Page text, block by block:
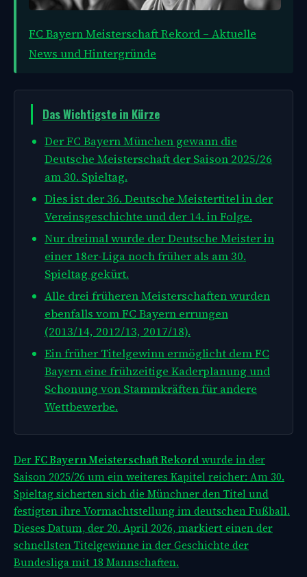
FC Bayern Meisterschaft Rekord – Aktuelle
News und Hintergründe
Das Wichtigste in Kürze
Der FC Bayern München gewann die
Deutsche Meisterschaft der Saison 2025/26
am 30. Spieltag.
Dies ist der 36. Deutsche Meistertitel in der
Vereinsgeschichte und der 14. in Folge.
Nur dreimal wurde der Deutsche Meister in
einer 18er-Liga noch früher als am 30.
Spieltag gekürt.
Alle drei früheren Meisterschaften wurden
ebenfalls vom FC Bayern errungen
(2013/14, 2012/13, 2017/18).
Ein früher Titelgewinn ermöglicht dem FC
Bayern eine frühzeitige Kaderplanung und
Schonung von Stammkräften für andere
Wettbewerbe.
DerFC Bayern Meisterschaft Rekordwurde in der
Saison 2025/26 um ein weiteres Kapitel reicher: Am 30.
Spieltag sicherten sich die Münchner den Titel und
festigten ihre Vormachtstellung im deutschen Fußball.
Dieses Datum, der 20. April 2026, markiert einen der
schnellsten Titelgewinne in der Geschichte der
Bundesliga mit 18 Mannschaften.